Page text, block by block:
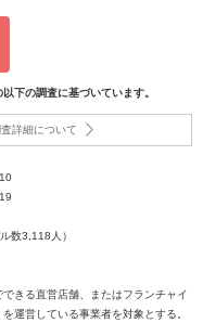
下の調査に基づいています。
詳細について
数3,118人）
きる直営店舗、またはフランチャイ
運営している事業者を対象とする。